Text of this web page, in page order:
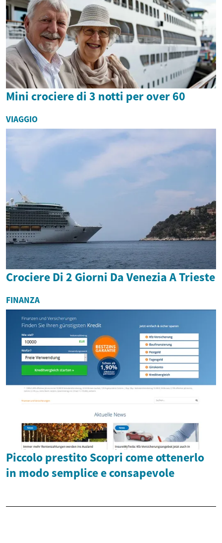
Mini crociere di 3 notti per over 60
VIAGGIO
Crociere Di 2 Giorni Da Venezia A Trieste
FINANZA
Piccolo prestito Scopri come ottenerlo
in modo semplice e consapevole